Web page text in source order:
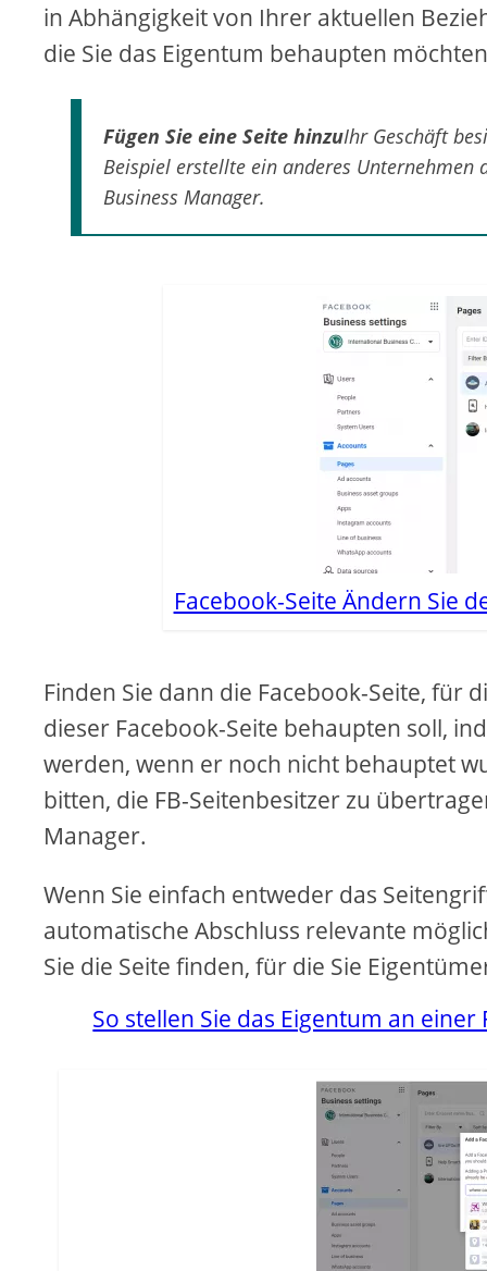
in Abhängigkeit von Ihrer aktuellen
die Sie das Eigentum behaupten
Fügen Sie eine Seite hinzuIhr Geschäft
Beispiel erstellte ein anderes Unternehmen
Business Manager.
Facebook-Seite Ändern Sie
Finden Sie dann die Facebook-Seite, für
dieser Facebook-Seite behaupten soll,
werden, wenn er noch nicht behauptet
bitten, die FB-Seitenbesitzer zu
Manager.
Wenn Sie einfach entweder das
automatische Abschluss relevante
Sie die Seite finden, für die Sie
So stellen Sie das Eigentum an einer